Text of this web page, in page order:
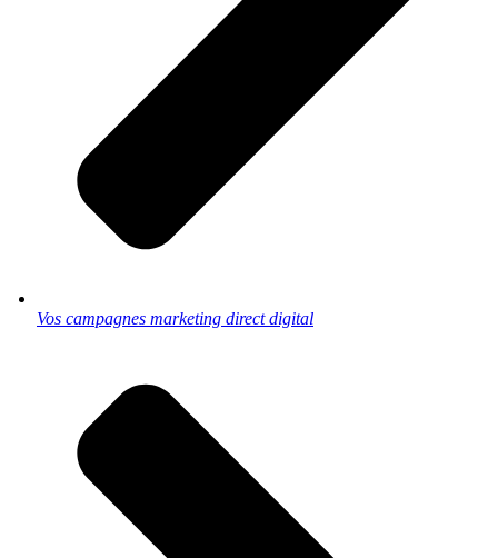
Vos campagnes marketing direct digital